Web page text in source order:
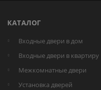
КАТАЛОГ
Входные двери в дом
Входные двери в квартиру
Межкомнатные двери
Установка дверей